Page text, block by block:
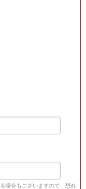
場合もございますので、恐れ